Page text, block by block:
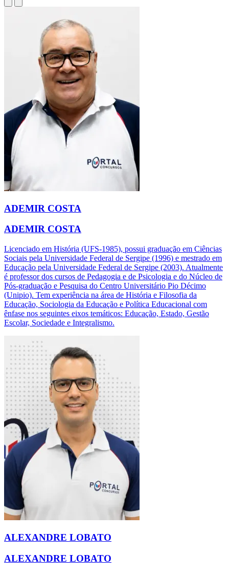
ADEMIR COSTA
ADEMIR COSTA
Licenciado em História (UFS-1985), possui graduação em Ciências
Sociais pela Universidade Federal de Sergipe (1996) e mestrado em
Educação pela Universidade Federal de Sergipe (2003). Atualmente
é professor dos cursos de Pedagogia e de Psicologia e do Núcleo de
Pós-graduação e Pesquisa do Centro Universitário Pio Décimo
(Unipio). Tem experiência na área de História e Filosofia da
Educação, Sociologia da Educação e Política Educacional com
ênfase nos seguintes eixos temáticos: Educação, Estado, Gestão
Escolar, Sociedade e Integralismo.
ALEXANDRE LOBATO
ALEXANDRE LOBATO